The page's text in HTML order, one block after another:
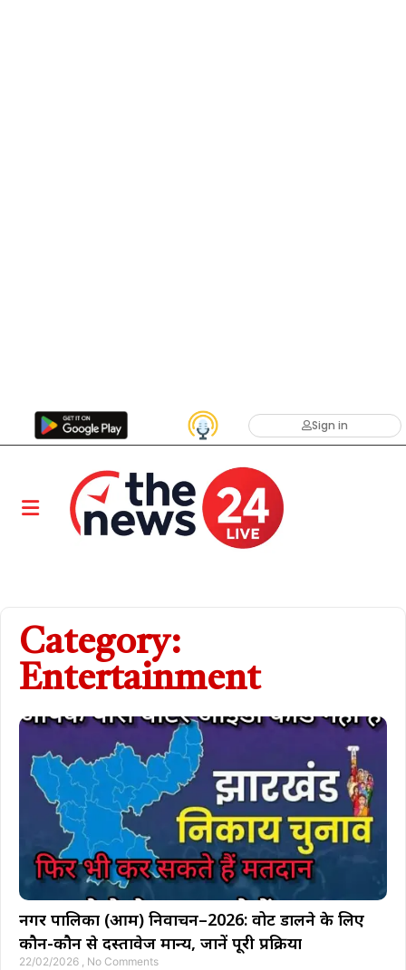
Sign in
Category:
Entertainment
नगर पालिका (आम) निर्वाचन–2026: वोट डालने के लिए
कौन-कौन से दस्तावेज मान्य, जानें पूरी प्रक्रिया
22/02/2026 No Comments